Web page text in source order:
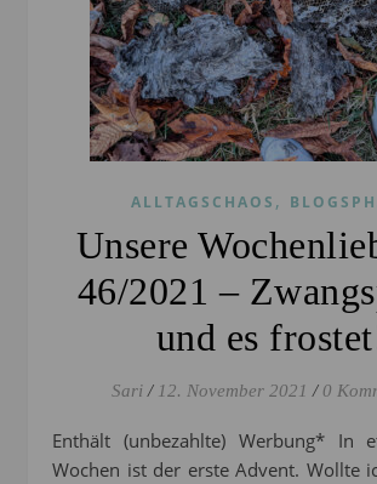
ALLTAGSCHAOS ,
Unsere
46/2021 –
und es
Sari / 12. November 2021 / 0
Enthält (unbezahlte) Werbung* In etwas über 2
Wochen ist der erste Advent. Wollte